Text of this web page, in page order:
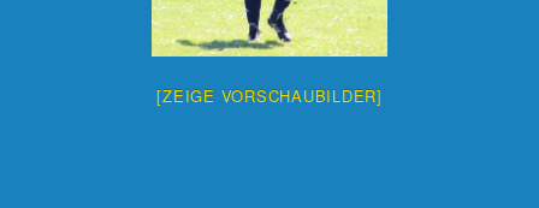
[ZEIGE VORSCHAUBILDER]